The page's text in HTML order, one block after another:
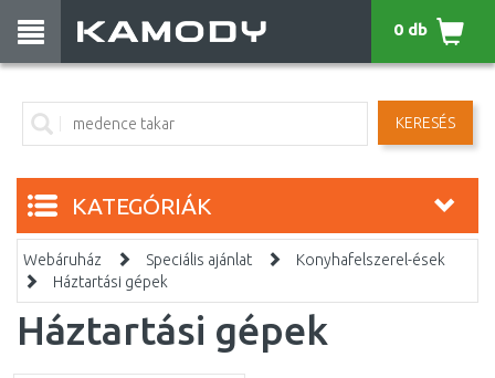
KERESÉS
0 db
KATEGÓRIÁK
Webáruház Speciális ajánlat
Konyhafelszerel-ések
Háztartási gépek
Háztartási gépek